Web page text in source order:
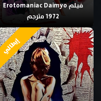
فيلم Erotomaniac Daimyo
1972 مترجم
إيطالي